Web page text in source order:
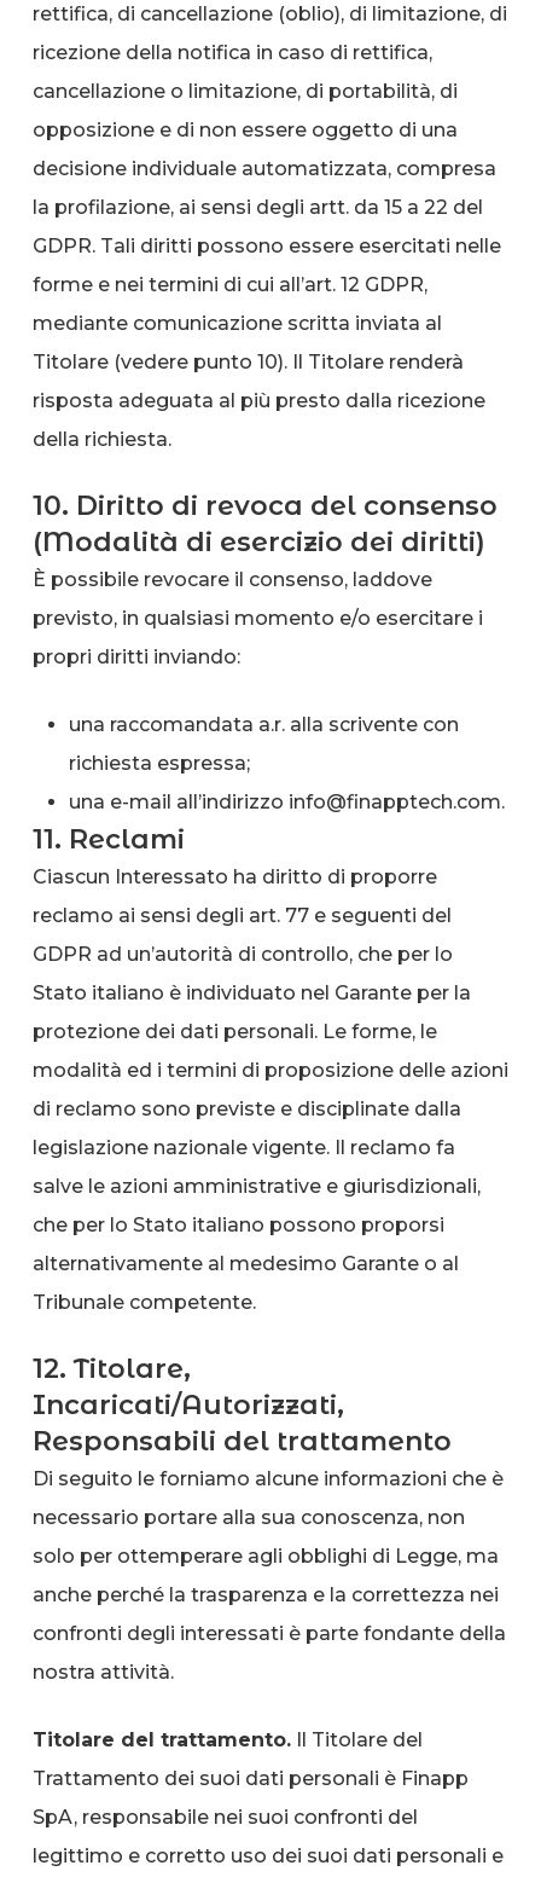
rettifica, di cancellazione (oblio), di limitazione, di
ricezione della notifica in caso di rettifica,
cancellazione o limitazione, di portabilità, di
opposizione e di non essere oggetto di una
decisione individuale automatizzata, compresa
la profilazione, ai sensi degli artt. da 15 a 22 del
GDPR. Tali diritti possono essere esercitati nelle
forme e nei termini di cui all’art. 12 GDPR,
mediante comunicazione scritta inviata al
Titolare (vedere punto 10). Il Titolare renderà
risposta adeguata al più presto dalla ricezione
della richiesta.
10. Diritto di revoca del consenso
(Modalità di esercizio dei diritti)
È possibile revocare il consenso, laddove
previsto, in qualsiasi momento e/o esercitare i
propri diritti inviando:
una raccomandata a.r. alla scrivente con
richiesta espressa;
una e-mail all’indirizzo info@finapptech.com.
11. Reclami
Ciascun Interessato ha diritto di proporre
reclamo ai sensi degli art. 77 e seguenti del
GDPR ad un’autorità di controllo, che per lo
Stato italiano è individuato nel Garante per la
protezione dei dati personali. Le forme, le
modalità ed i termini di proposizione delle azioni
di reclamo sono previste e disciplinate dalla
legislazione nazionale vigente. Il reclamo fa
salve le azioni amministrative e giurisdizionali,
che per lo Stato italiano possono proporsi
alternativamente al medesimo Garante o al
Tribunale competente.
12. Titolare,
Incaricati/Autorizzati,
Responsabili del trattamento
Di seguito le forniamo alcune informazioni che è
necessario portare alla sua conoscenza, non
solo per ottemperare agli obblighi di Legge, ma
anche perché la trasparenza e la correttezza nei
confronti degli interessati è parte fondante della
nostra attività.
Titolare del trattamento.Il Titolare del
Trattamento dei suoi dati personali è Finapp
SpA, responsabile nei suoi confronti del
legittimo e corretto uso dei suoi dati personali e